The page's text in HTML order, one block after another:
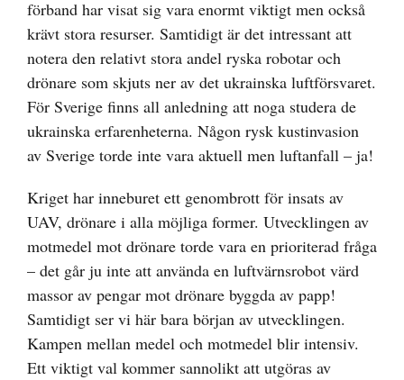
förband har visat sig vara enormt viktigt men också
krävt stora resurser. Samtidigt är det intressant att
notera den relativt stora andel ryska robotar och
drönare som skjuts ner av det ukrainska luftförsvaret.
För Sverige finns all anledning att noga studera de
ukrainska erfarenheterna. Någon rysk kustinvasion
av Sverige torde inte vara aktuell men luftanfall – ja!
Kriget har inneburet ett genombrott för insats av
UAV, drönare i alla möjliga former. Utvecklingen av
motmedel mot drönare torde vara en prioriterad fråga
– det går ju inte att använda en luftvärnsrobot värd
massor av pengar mot drönare byggda av papp!
Samtidigt ser vi här bara början av utvecklingen.
Kampen mellan medel och motmedel blir intensiv.
Ett viktigt val kommer sannolikt att utgöras av